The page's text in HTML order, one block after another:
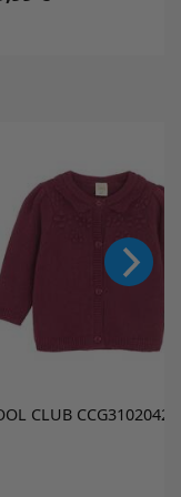
CLUBCCG3102042